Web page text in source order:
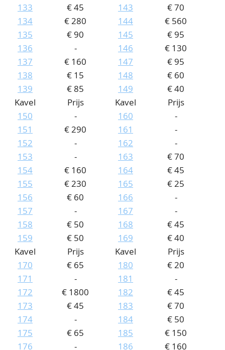
133
€ 45
134
€ 280
135
€ 90
136
-
137
€ 160
138
€ 15
139
€ 85
143
€ 70
144
€ 560
145
€ 95
146
€ 130
147
€ 95
148
€ 60
149
€ 40
Kavel
Prijs
150
-
151
€ 290
152
-
153
-
154
€ 160
155
€ 230
156
€ 60
157
-
158
€ 50
159
€ 50
Kavel
Prijs
160
-
161
-
162
-
163
€ 70
164
€ 45
165
€ 25
166
-
167
-
168
€ 45
169
€ 40
Kavel
Prijs
170
€ 65
171
-
172
€ 1800
173
€ 45
174
-
175
€ 65
176
-
Kavel
Prijs
180
€ 20
181
-
182
€ 45
183
€ 70
184
€ 50
185
€ 150
186
€ 160